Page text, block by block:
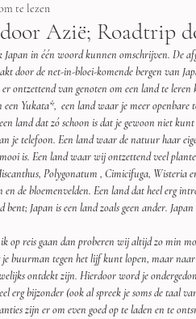
behind the design
Azië; Roadtrip
te lezen
in één woord kunnen omschrijven. De
door de net-in-bloei-komende bergen van
ontzettend van genoten om een land te
Yukata*,  een land waar je meer
land dat zó schoon is dat je gewoon niet
je telefoon. Een land waar de natuur haar
is. Een land waar wij ontzettend veel
Polygonatum , Cimicifuga, Wisteria
en de bloemenvelden. Een land dat heel erg
Japan is een land zoals geen ander.
op reis gaan dan proberen wij altijd zo min
je buurman tegen het lijf kunt lopen, maar
ontdekt zijn. Hierdoor word je
erg bijzonder (ook al spreek je soms de taal
zijn er om even goed op te laden en te